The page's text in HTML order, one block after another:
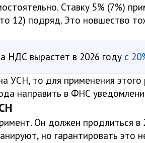
Ставку 5% (7%)
12) подряд. Это новшество
НДС вырастет в 2026 году с
УСН, то для применения этого
направить в ФНС
Он должен продлиться в
но гарантировать это